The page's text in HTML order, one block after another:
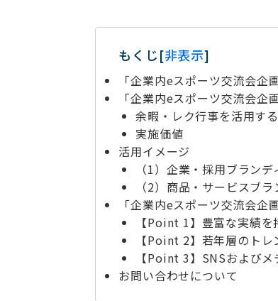
もくじ[非表示]
「企業内eスポーツ交流会企
「企業内eスポーツ交流会企
余暇・レク行事を活用す
実施価値
活用イメージ
（1）企業・採用ブランデ
（2）商品・サービスブ
「企業内eスポーツ交流会企
【Point 1】豊富な実績
【Point 2】若年層のト
【Point 3】SNSおよび
お問い合わせについて